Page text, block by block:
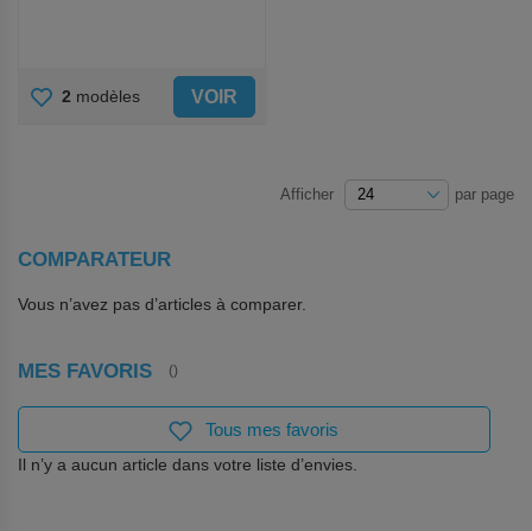
AJOUTER
2 modèles VOIR
Afficher par page
COMPARATEUR
Vous n’avez pas d’articles à comparer.
MES FAVORIS
Tous mes favoris
Il n’y a aucun article dans votre liste d’envies.